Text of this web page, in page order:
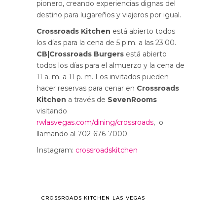
pionero, creando experiencias dignas del
destino para lugareños y viajeros por igual.
Crossroads Kitchen está abierto todos
los días para la cena de 5 p.m. a las 23:00.
CB|Crossroads Burgers está abierto
todos los días para el almuerzo y la cena de
11 a. m. a 11 p. m. Los invitados pueden
hacer reservas para cenar en Crossroads
Kitchen a través de SevenRooms
visitando
rwlasvegas.com/dining/crossroads, o
llamando al 702-676-7000.
Instagram: crossroadskitchen
CROSSROADS KITCHEN LAS VEGAS